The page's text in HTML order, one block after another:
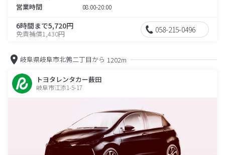
営業時間 08:00-20:00
6時間まで5,720円
免責補償1,430円 058-215-0496
岐阜県岐阜市北鶉二丁目から 1202m
トヨタレンタカー薮田
岐阜市江添1-5-17